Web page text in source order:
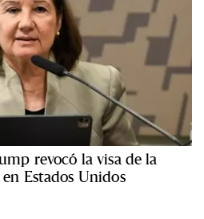
revocó la visa de la
Estados Unidos